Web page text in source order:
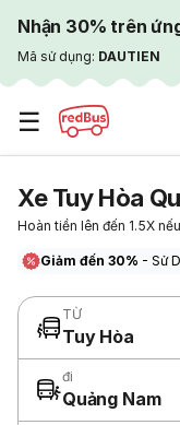
Nhận 30% trên
Mã sử dụng: DAUTIEN
☰
Xe Tuy Hòa
Hoàn tiền lên đến 1.5X
Giảm đến 30% - Sử
TỪ
Tuy Hòa
đi
Quảng Nam